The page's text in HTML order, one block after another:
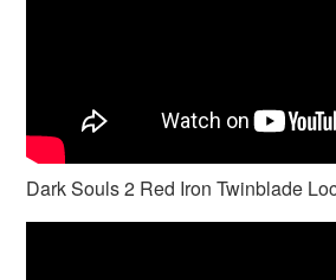
Dark Souls 2 Red Iron Twinblade